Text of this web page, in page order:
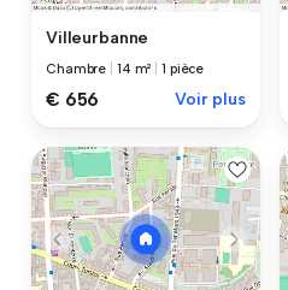
Villeurbanne
Chambre 14 m² |1 pièce
€ 656 Voir plus